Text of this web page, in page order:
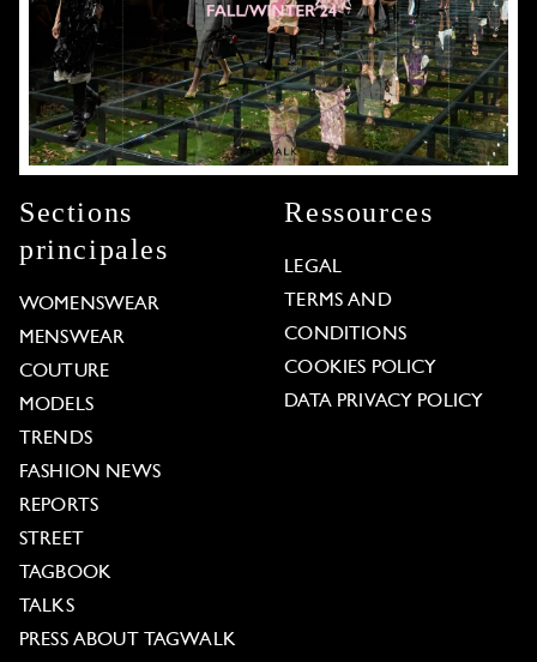
Sections
principales
WOMENSWEAR
MENSWEAR
COUTURE
MODELS
TRENDS
FASHION NEWS
REPORTS
STREET
TAGBOOK
TALKS
PRESS ABOUT TAGWALK
Ressources
LEGAL
TERMS AND
CONDITIONS
COOKIES POLICY
DATA PRIVACY POLICY